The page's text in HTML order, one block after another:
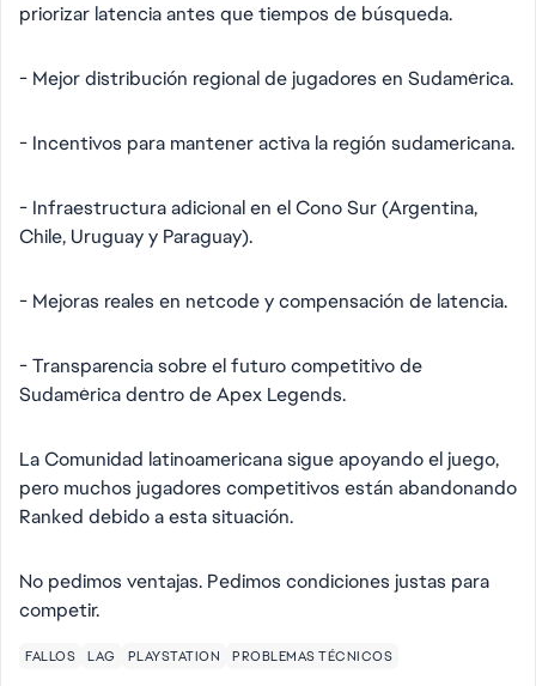
priorizar latencia antes que tiempos de búsqueda.
- Mejor distribución regional de jugadores en Sudamérica.
- Incentivos para mantener activa la región sudamericana.
- Infraestructura adicional en el Cono Sur (Argentina,
Chile, Uruguay y Paraguay).
- Mejoras reales en netcode y compensación de latencia.
- Transparencia sobre el futuro competitivo de
Sudamérica dentro de Apex Legends.
La Comunidad latinoamericana sigue apoyando el juego,
pero muchos jugadores competitivos están abandonando
Ranked debido a esta situación.
No pedimos ventajas. Pedimos condiciones justas para
competir.
FALLOS LAG PLAYSTATION PROBLEMAS TÉCNICOS